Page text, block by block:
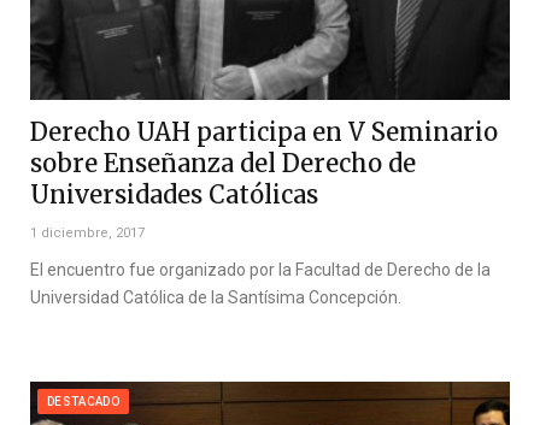
Derecho UAH participa en V Seminario
sobre Enseñanza del Derecho de
Universidades Católicas
1 diciembre, 2017
El encuentro fue organizado por la Facultad de Derecho de la
Universidad Católica de la Santísima Concepción.
DESTACADO